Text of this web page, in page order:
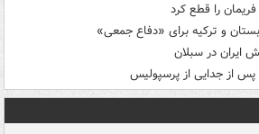
را قطع کرد
و ترکیه برای «دفاع جمعی»
ایران در سبلان
از جدایی از پرسپولیس